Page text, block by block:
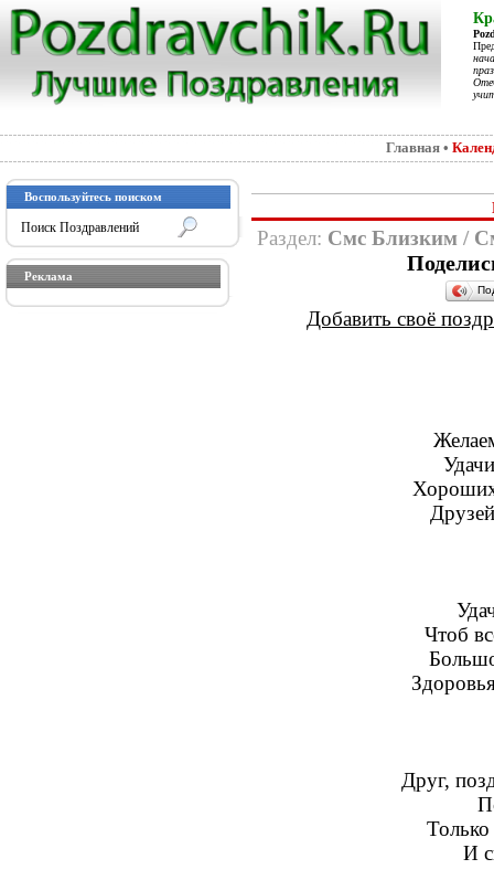
Главная •
Воспользуйтесь поиском
Реклама
Раздел: Смс Близким /
Добавить своё
Чтоб
Друг,
И